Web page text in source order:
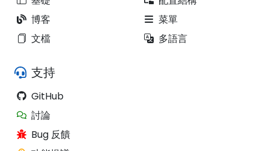
博客
文檔
菜單
多語言
支持
GitHub
討論
Bug 反饋